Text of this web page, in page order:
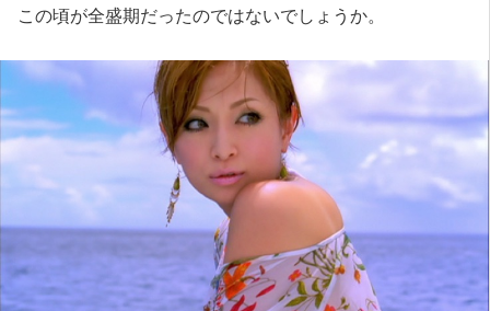
この頃が全盛期だったのではないでしょうか。